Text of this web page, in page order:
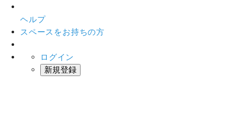
ヘルプ
スペースをお持ちの方
ログイン
新規登録